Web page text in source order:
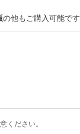
の他もご購入可能です
ください。